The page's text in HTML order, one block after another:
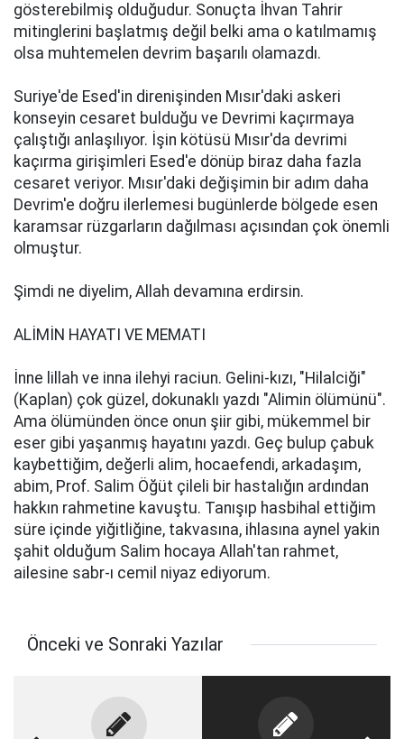
gösterebilmiş olduğudur. Sonuçta İhvan Tahrir
mitinglerini başlatmış değil belki ama o katılmamış
olsa muhtemelen devrim başarılı olamazdı.
Suriye'de Esed'in direnişinden Mısır'daki askeri
konseyin cesaret bulduğu ve Devrimi kaçırmaya
çalıştığı anlaşılıyor. İşin kötüsü Mısır'da devrimi
kaçırma girişimleri Esed'e dönüp biraz daha fazla
cesaret veriyor. Mısır'daki değişimin bir adım daha
Devrim'e doğru ilerlemesi bugünlerde bölgede esen
karamsar rüzgarların dağılması açısından çok önemli
olmuştur.
Şimdi ne diyelim, Allah devamına erdirsin.
ALİMİN HAYATI VE MEMATI
İnne lillah ve inna ilehyi raciun. Gelini-kızı, "Hilalciği"
(Kaplan) çok güzel, dokunaklı yazdı "Alimin ölümünü".
Ama ölümünden önce onun şiir gibi, mükemmel bir
eser gibi yaşanmış hayatını yazdı. Geç bulup çabuk
kaybettiğim, değerli alim, hocaefendi, arkadaşım,
abim, Prof. Salim Öğüt çileli bir hastalığın ardından
hakkın rahmetine kavuştu. Tanışıp hasbihal ettiğim
süre içinde yiğitliğine, takvasına, ihlasına aynel yakin
şahit olduğum Salim hocaya Allah'tan rahmet,
ailesine sabr-ı cemil niyaz ediyorum.
Önceki ve Sonraki Yazılar